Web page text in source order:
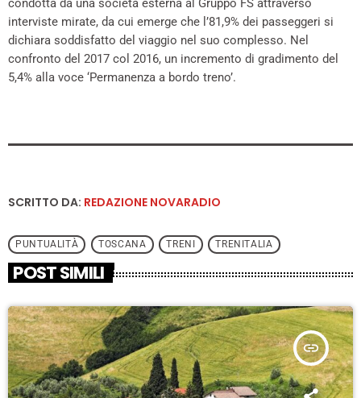
condotta da una società esterna al Gruppo FS attraverso
interviste mirate, da cui emerge che l’81,9% dei passeggeri si
dichiara soddisfatto del viaggio nel suo complesso. Nel
confronto del 2017 col 2016, un incremento di gradimento del
5,4% alla voce ‘Permanenza a bordo treno’.
SCRITTO DA: REDAZIONE NOVARADIO
PUNTUALITÀ TOSCANA TRENI TRENITALIA
POST SIMILI
insert_link